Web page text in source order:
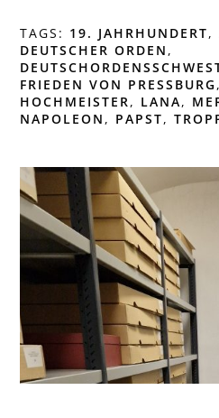
TAGS: 19. JAHRHUNDERT,
DEUTSCHER ORDEN ,
FRIEDEN VON PRESSBURG ,
HOCHMEISTER , LANA,
NAPOLEON , PAPST,